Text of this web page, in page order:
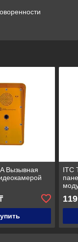
Вызывная
ITC